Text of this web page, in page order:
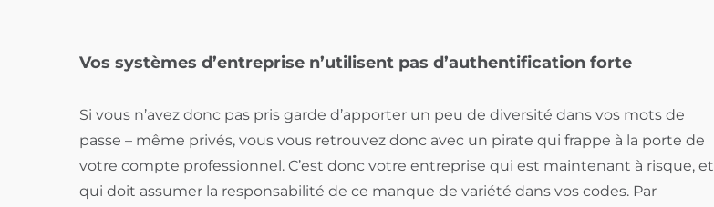
Vos systèmes d’entreprise n’utilisent pas d’authentification forte
Si vous n’avez donc pas pris garde d’apporter un peu de diversité dans vos mots de
passe – même privés, vous vous retrouvez donc avec un pirate qui frappe à la porte de
votre compte professionnel. C’est donc votre entreprise qui est maintenant à risque, et
qui doit assumer la responsabilité de ce manque de variété dans vos codes. Par